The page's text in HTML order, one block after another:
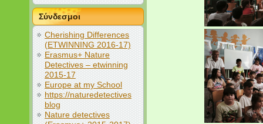
Σύνδεσμοι
Cherishing Differences
(ETWINNING 2016-17)
Erasmus+ Nature
Detectives – etwinning
2015-17
Europe at my School
https://naturedetectives
blog
Nature detectives